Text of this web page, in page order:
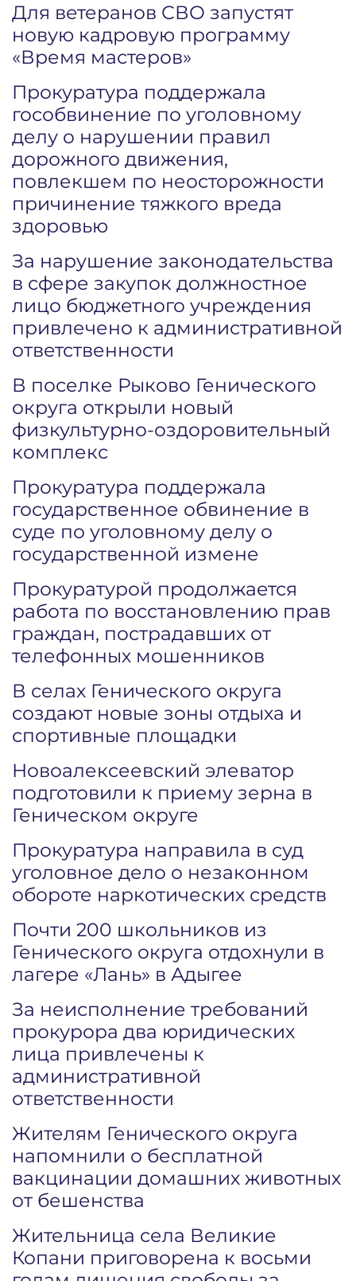
Для ветеранов СВО запустят
новую кадровую программу
«Время мастеров»
Прокуратура поддержала
гособвинение по уголовному
делу о нарушении правил
дорожного движения,
повлекшем по неосторожности
причинение тяжкого вреда
здоровью
За нарушение законодательства
в сфере закупок должностное
лицо бюджетного учреждения
привлечено к административной
ответственности
В поселке Рыково Генического
округа открыли новый
физкультурно-оздоровительный
комплекс
Прокуратура поддержала
государственное обвинение в
суде по уголовному делу о
государственной измене
Прокуратурой продолжается
работа по восстановлению прав
граждан, пострадавших от
телефонных мошенников
В селах Генического округа
создают новые зоны отдыха и
спортивные площадки
Новоалексеевский элеватор
подготовили к приему зерна в
Геническом округе
Прокуратура направила в суд
уголовное дело о незаконном
обороте наркотических средств
Почти 200 школьников из
Генического округа отдохнули в
лагере «Лань» в Адыгее
За неисполнение требований
прокурора два юридических
лица привлечены к
административной
ответственности
Жителям Генического округа
напомнили о бесплатной
вакцинации домашних животных
от бешенства
Жительница села Великие
Копани приговорена к восьми